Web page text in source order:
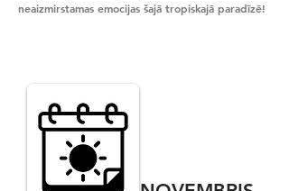
neaizmirstamas emocijas šajā tropiskajā paradīzē!